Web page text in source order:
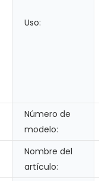
Uso:
Número de
modelo:
Nombre del
artículo: